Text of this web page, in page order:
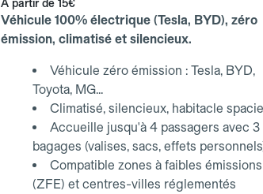
À partir de 15€
Véhicule 100% électrique (Tesla, BYD), zéro
émission, climatisé et silencieux.
Véhicule zéro émission : Tesla, BYD,
Toyota, MG...
Climatisé, silencieux, habitacle
Accueille jusqu'à 4 passagers avec 3
bagages (valises, sacs, effets
Compatible zones à faibles émissions
(ZFE) et centres-villes réglementés